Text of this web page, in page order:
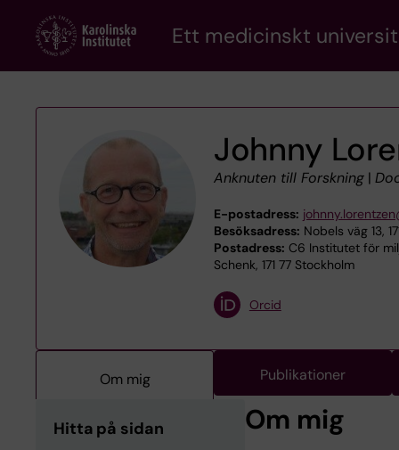
content
Ett medicinskt
Johnny
Anknuten till Forskning|
E-postadress:
Besöksadress: Nobels väg 13,
Postadress: C6 Institutet för
Schenk, 171 77 Stockholm
Orcid
Om mig Publikationer
Hitta på sidan Om mig